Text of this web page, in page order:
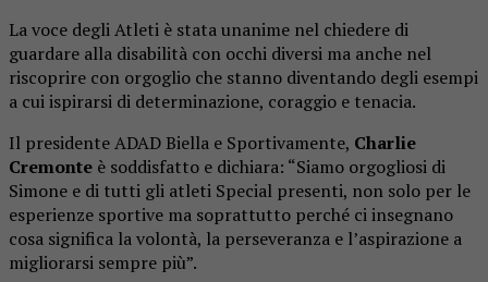
La voce degli Atleti è stata unanime nel chiedere di
guardare alla disabilità con occhi diversi ma anche nel
riscoprire con orgoglio che stanno diventando degli esempi
a cui ispirarsi di determinazione, coraggio e tenacia.
Il presidente ADAD Biella e Sportivamente, Charlie
Cremonte è soddisfatto e dichiara: “Siamo orgogliosi di
Simone e di tutti gli atleti Special presenti, non solo per le
esperienze sportive ma soprattutto perché ci insegnano
cosa significa la volontà, la perseveranza e l’aspirazione a
migliorarsi sempre più”.